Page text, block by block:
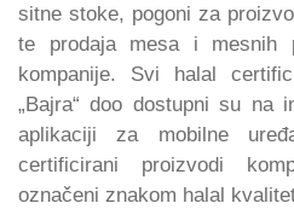
sitne stoke, pogoni za
te prodaja mesa i mesnih
kompanije. Svi halal
„Bajra“ doo dostupni su na
aplikaciji za mobilne
certificirani proizvodi
označeni znakom halal